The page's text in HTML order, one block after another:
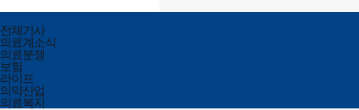
열기/
닫기
검색
전체메뉴
닫기
전체기사
의료계소식
의료분쟁
보험
라이프
의약산업
의료복지